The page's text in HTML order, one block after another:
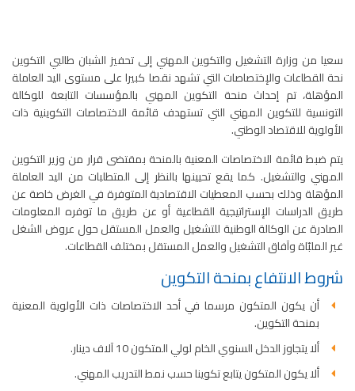
سعيا من وزارة التشغيل والتكوين المهني إلى تحفيز الشبان طالبي التكوين
نحة القطاعات والإختصاصات التي تشهد نقصا كبيرا على مستوى اليد العاملة
المؤهلة، تم إحداث منحة التكوين المهني بالمؤسسات التابعة للوكالة
التونسية للتكوين المهني التي تستهدف قائمة الاختصاصات التكوينية ذات
الأولوية للاقتصاد الوطني.
يتم ضبط قائمة الاختصاصات المعنية بالمنحة بمقتضى قرار من وزير التكوين
المهني والتشغيل. كما يقع تحيينها بالنظر إلى المتطلبات من اليد العاملة
المؤهلة وذلك بحسب المعطيات الاقتصادية المتوفرة في الغرض خاصة عن
طريق الدراسات الإستراتيجية القطاعية أو عن طريق ما توفره المعلومات
الصادرة عن الوكالة الوطنية للتشغيل والعمل المستقل حول عروض الشغل
غير الملبّاة وآفاق التشغيل والعمل المستقل بمختلف القطاعات.
شروط الانتفاع بمنحة التكوين
أن يكون المتكون مرسما في أحد الاختصاصات ذات الأولوية المعنية
بمنحة التكوين.
ألا يتجاوز الدخل السنوي الخام لولي المتكون 10 آلاف دينار.
ألا يكون المتكون يتابع تكوينا حسب نمط التدريب المهني.